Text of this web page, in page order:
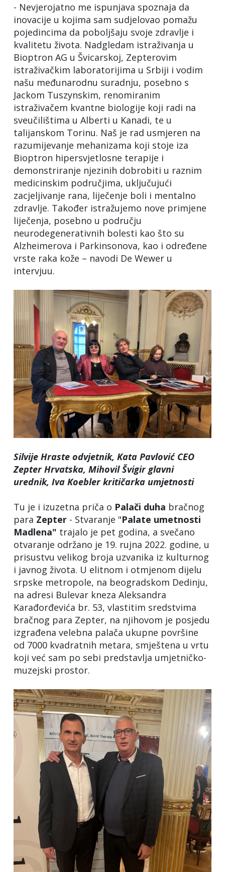
- Nevjerojatno me ispunjava spoznaja da
inovacije u kojima sam sudjelovao pomažu
pojedincima da poboljšaju svoje zdravlje i
kvalitetu života. Nadgledam istraživanja u
Bioptron AG u Švicarskoj, Zepterovim
istraživačkim laboratorijima u Srbiji i vodim
našu međunarodnu suradnju, posebno s
Jackom Tuszynskim, renomiranim
istraživačem kvantne biologije koji radi na
sveučilištima u Alberti u Kanadi, te u
talijanskom Torinu. Naš je rad usmjeren na
razumijevanje mehanizama koji stoje iza
Bioptron hipersvjetlosne terapije i
demonstriranje njezinih dobrobiti u raznim
medicinskim područjima, uključujući
zacjeljivanje rana, liječenje boli i mentalno
zdravlje. Također istražujemo nove primjene
liječenja, posebno u području
neurodegenerativnih bolesti kao što su
Alzheimerova i Parkinsonova, kao i određene
vrste raka kože – navodi De Wewer u
intervjuu.
Silvije Hraste odvjetnik, Kata Pavlović CEO
Zepter Hrvatska, Mihovil Švigir glavni
urednik, Iva Koebler kritičarka umjetnosti
Tu je i izuzetna priča o Palači duha bračnog
para Zepter - Stvaranje "Palate umetnosti
Madlena" trajalo je pet godina, a svečano
otvaranje održano je 19. rujna 2022. godine, u
prisustvu velikog broja uzvanika iz kulturnog
i javnog života. U elitnom i otmjenom dijelu
srpske metropole, na beogradskom Dedinju,
na adresi Bulevar kneza Aleksandra
Karađorđevića br. 53, vlastitim sredstvima
bračnog para Zepter, na njihovom je posjedu
izgrađena velebna palača ukupne površine
od 7000 kvadratnih metara, smještena u vrtu
koji već sam po sebi predstavlja umjetničko-
muzejski prostor.